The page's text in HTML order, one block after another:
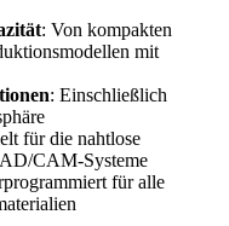
: Von kompakten
mit
: Einschließlich
für die nahtlose
CAM-Systeme
für alle